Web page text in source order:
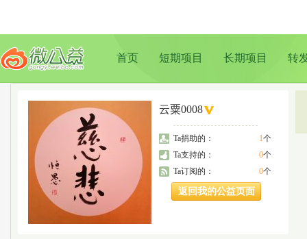
首页 短期项目 长期项目 转
云粟0008
1个
Ta捐助的：
0个
Ta支持的：
0个
Ta订阅的：
返回我的公益页面